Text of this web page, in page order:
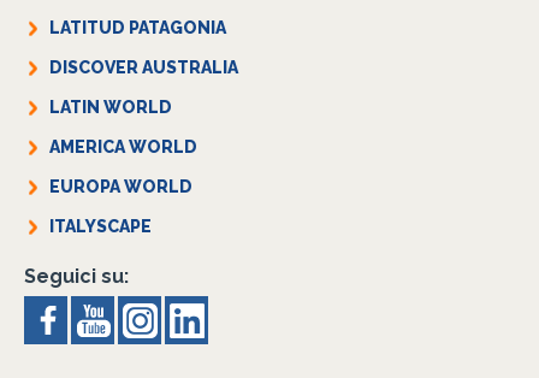
LATITUD PATAGONIA
DISCOVER AUSTRALIA
LATIN WORLD
AMERICA WORLD
EUROPA WORLD
ITALYSCAPE
Seguici su: